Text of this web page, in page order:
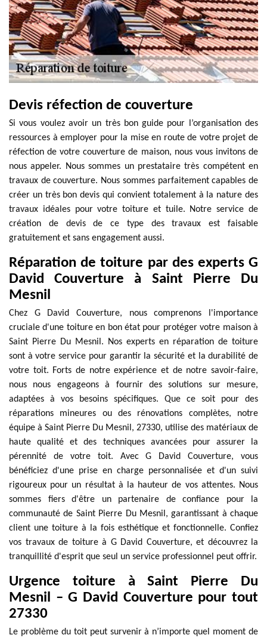
Devis réfection de couverture
Si vous voulez avoir un très bon guide pour l’organisation des
ressources à employer pour la mise en route de votre projet de
réfection de votre couverture de maison, nous vous invitons de
nous appeler. Nous sommes un prestataire très compétent en
travaux de couverture. Nous sommes parfaitement capables de
créer un très bon devis qui convient totalement à la nature des
travaux idéales pour votre toiture et tuile. Notre service de
création de devis de ce type des travaux est faisable
gratuitement et sans engagement aussi.
Réparation de toiture par des experts G
David Couverture à Saint Pierre Du
Mesnil
Chez G David Couverture, nous comprenons l'importance
cruciale d'une toiture en bon état pour protéger votre maison à
Saint Pierre Du Mesnil. Nos experts en réparation de toiture
sont à votre service pour garantir la sécurité et la durabilité de
votre toit. Forts de notre expérience et de notre savoir-faire,
nous nous engageons à fournir des solutions sur mesure,
adaptées à vos besoins spécifiques. Que ce soit pour des
réparations mineures ou des rénovations complètes, notre
équipe à Saint Pierre Du Mesnil, 27330, utilise des matériaux de
haute qualité et des techniques avancées pour assurer la
pérennité de votre toit. Avec G David Couverture, vous
bénéficiez d'une prise en charge personnalisée et d'un suivi
rigoureux pour un résultat à la hauteur de vos attentes. Nous
sommes fiers d'être un partenaire de confiance pour la
communauté de Saint Pierre Du Mesnil, garantissant à chaque
client une toiture à la fois esthétique et fonctionnelle. Confiez
vos travaux de toiture à G David Couverture, et découvrez la
tranquillité d'esprit que seul un service professionnel peut offrir.
Urgence toiture à Saint Pierre Du
Mesnil – G David Couverture pour tout
27330
Le problème du toit peut survenir à n’importe quel moment de